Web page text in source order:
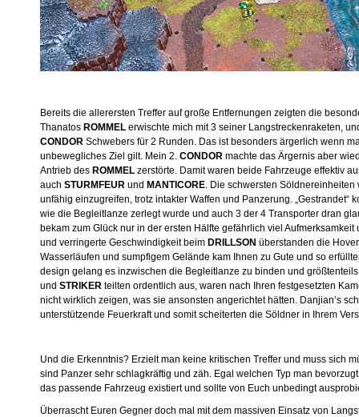
Bereits die allerersten Treffer auf große Entfernungen zeigten die
Thanatos ROMMEL erwischte mich mit 3 seiner Langstreckenraketen,
CONDOR Schwebers für 2 Runden. Das ist besonders ärgerlich wenn
unbewegliches Ziel gilt. Mein 2. CONDOR machte das Ärgernis aber
Antrieb des ROMMEL zerstörte. Damit waren beide Fahrzeuge effektiv
auch STURMFEUR und MANTICORE. Die schwersten
unfähig einzugreifen, trotz intakter Waffen und Panzerung. „Gestrandet“
wie die Begleitlanze zerlegt wurde und auch 3 der 4 Transporter dran
bekam zum Glück nur in der ersten Hälfte gefährlich viel
und verringerte Geschwindigkeit beim DRILLSON überstanden die
Wasserläufen und sumpfigem Gelände kam Ihnen zu Gute und so
design gelang es inzwischen die Begleitlanze zu binden und
und STRIKER teilten ordentlich aus, waren nach Ihren festgesetzten
nicht wirklich zeigen, was sie ansonsten angerichtet hätten. Danjian’s
unterstützende Feuerkraft und somit scheiterten die Söldner in Ihrem
Und die Erkenntnis? Erzielt man keine kritischen Treffer und muss sich
sind Panzer sehr schlagkräftig und zäh. Egal welchen Typ man
das passende Fahrzeug existiert und sollte von Euch unbedingt
Überrascht Euren Gegner doch mal mit dem massiven Einsatz von